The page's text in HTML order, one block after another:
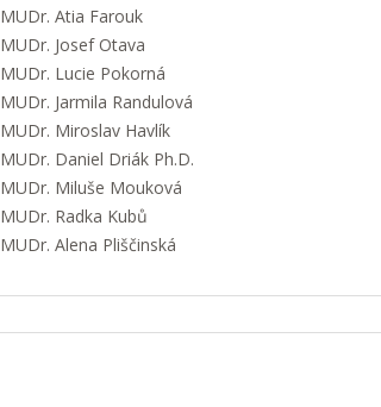
MUDr. Atia Farouk
MUDr. Josef Otava
MUDr. Lucie Pokorná
MUDr. Jarmila Randulová
MUDr. Miroslav Havlík
MUDr. Daniel Driák Ph.D.
MUDr. Miluše Mouková
MUDr. Radka Kubů
MUDr. Alena Pliščinská